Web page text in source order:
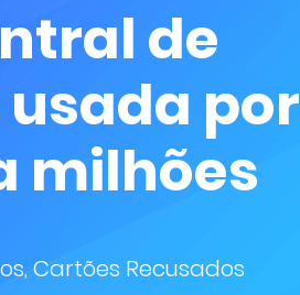
de
por
milhões
Cartões Recusados